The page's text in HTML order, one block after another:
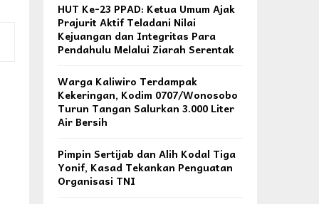
HUT Ke-23 PPAD: Ketua Umum Ajak
Prajurit Aktif Teladani Nilai
Kejuangan dan Integritas Para
Pendahulu Melalui Ziarah Serentak
Warga Kaliwiro Terdampak
Kekeringan, Kodim 0707/Wonosobo
Turun Tangan Salurkan 3.000 Liter
Air Bersih
Pimpin Sertijab dan Alih Kodal Tiga
Yonif, Kasad Tekankan Penguatan
Organisasi TNI